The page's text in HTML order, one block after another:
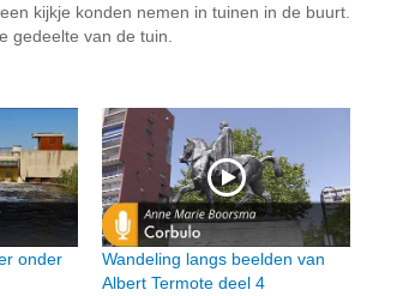
kijkje konden nemen in tuinen in de buurt.
gedeelte van de tuin.
onder
Wandeling langs beelden van
Albert Termote deel 4